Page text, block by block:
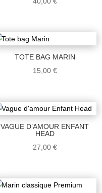
TOTE BAG MARIN
15,00 €
VAGUE D’AMOUR ENFANT
HEAD
27,00 €